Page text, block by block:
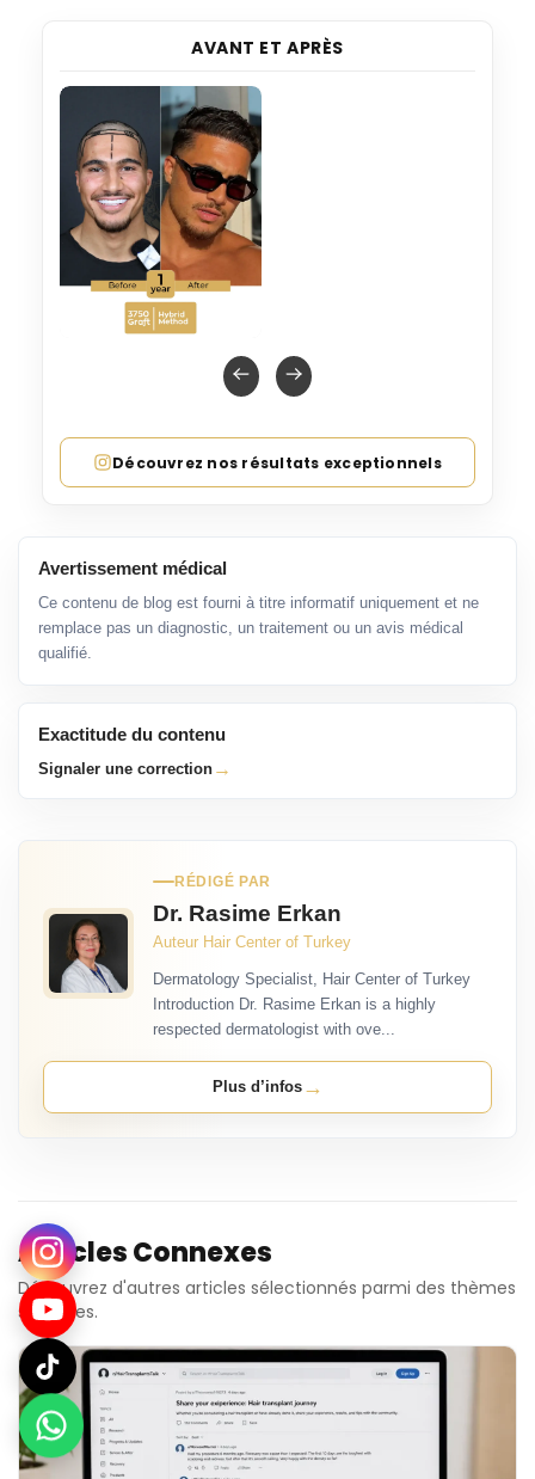
AVANT ET APRÈS
Découvrez nos résultats exceptionnels
Avertissement médical
Ce contenu de blog est fourni à titre informatif uniquement et ne
remplace pas un diagnostic, un traitement ou un avis médical
qualifié.
Exactitude du contenu
Signaler une correction →
RÉDIGÉ PAR
Dr. Rasime Erkan
Auteur Hair Center of Turkey
Dermatology Specialist, Hair Center of Turkey
Introduction Dr. Rasime Erkan is a highly
respected dermatologist with ove...
Plus d’infos→
Articles Connexes
Découvrez d'autres articles sélectionnés parmi des thèmes
similaires.